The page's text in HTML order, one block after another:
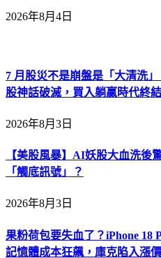
2026年8月4日
7 月股災不是崩盤是「大清洗
股神話破滅，買入躺贏時代終結
2026年8月3日
【美股風暴】AI妖股大血洗後
「觸底訊號」？
2026年8月3日
果粉荷包要失血了？iPhone 18
記憶體成本狂飆，庫克陷入漲